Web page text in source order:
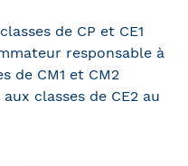
de CP et CE1
responsable à
de CM1 et CM2
classes de CE2 au